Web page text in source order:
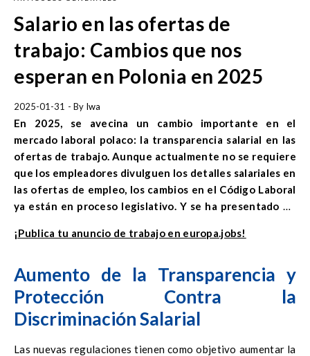
Salario en las ofertas de
trabajo: Cambios que nos
esperan en Polonia en 2025
2025-01-31 - By Iwa
En 2025, se avecina un cambio importante en el
mercado laboral polaco: la transparencia salarial en las
ofertas de trabajo. Aunque actualmente no se requiere
que los empleadores divulguen los detalles salariales en
las ofertas de empleo, los cambios en el Código Laboral
ya están en proceso legislativo. Y se ha presentado un
el Parlamento. ¿Qué significa esto para los
¡Publica tu anuncio de trabajo en europa.jobs!
Aumento de la Transparencia y
Protección Contra la
Discriminación Salarial
Las nuevas regulaciones tienen como objetivo aumentar la